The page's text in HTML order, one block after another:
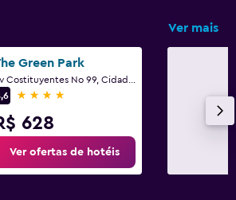
Ver mais
Green Park
4 estrelas
628
Ver ofertas de hotéis